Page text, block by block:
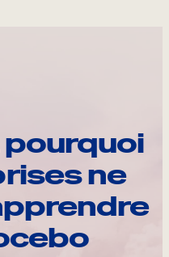
ne